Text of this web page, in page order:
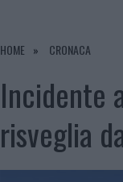
7 AGOSTO 2026
|
HOME CRONACA
Incidente
risveglia